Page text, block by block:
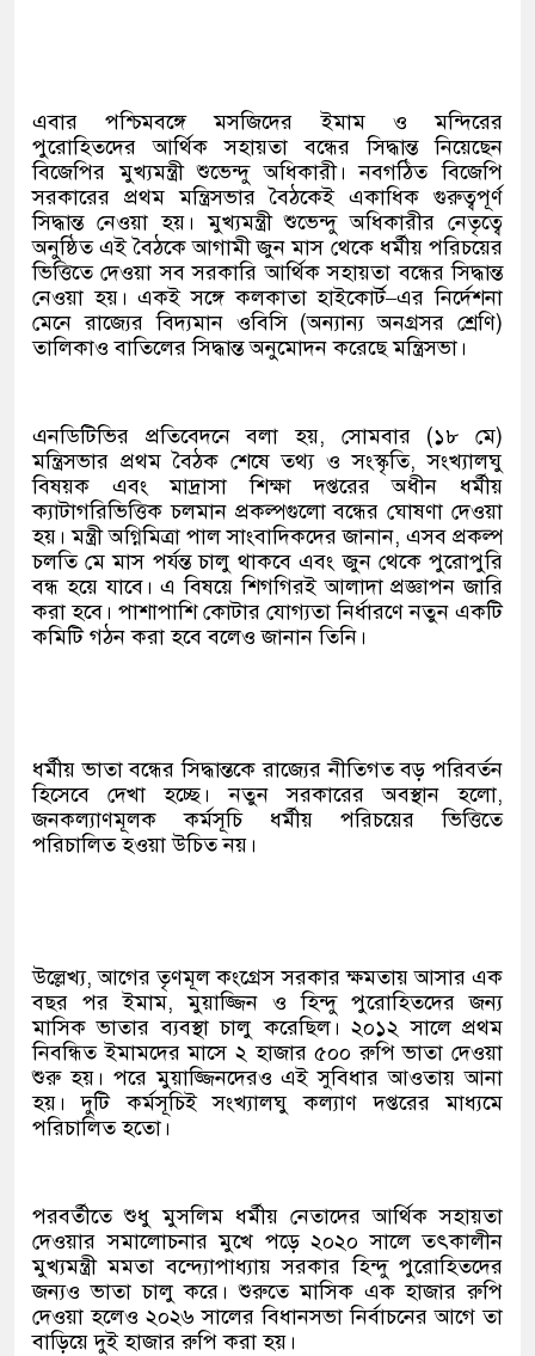
এবার পশ্চিমবঙ্গে মসজিদের ইমাম ও মন্দিরের
পুরোহিতদের আর্থিক সহায়তা বন্ধের সিদ্ধান্ত নিয়েছেন
বিজেপির মুখ্যমন্ত্রী শুভেন্দু অধিকারী। নবগঠিত বিজেপি
সরকারের প্রথম মন্ত্রিসভার বৈঠকেই একাধিক গুরুত্বপূর্ণ
সিদ্ধান্ত নেওয়া হয়। মুখ্যমন্ত্রী শুভেন্দু অধিকারীর নেতৃত্বে
অনুষ্ঠিত এই বৈঠকে আগামী জুন মাস থেকে ধর্মীয় পরিচয়ের
ভিত্তিতে দেওয়া সব সরকারি আর্থিক সহায়তা বন্ধের সিদ্ধান্ত
নেওয়া হয়। একই সঙ্গে কলকাতা হাইকোর্ট–এর নির্দেশনা
মেনে রাজ্যের বিদ্যমান ওবিসি (অন্যান্য অনগ্রসর শ্রেণি)
তালিকাও বাতিলের সিদ্ধান্ত অনুমোদন করেছে মন্ত্রিসভা।
এনডিটিভির প্রতিবেদনে বলা হয়, সোমবার (১৮ মে)
মন্ত্রিসভার প্রথম বৈঠক শেষে তথ্য ও সংস্কৃতি, সংখ্যালঘু
বিষয়ক এবং মাদ্রাসা শিক্ষা দপ্তরের অধীন ধর্মীয়
ক্যাটাগরিভিত্তিক চলমান প্রকল্পগুলো বন্ধের ঘোষণা দেওয়া
হয়। মন্ত্রী অগ্নিমিত্রা পাল সাংবাদিকদের জানান, এসব প্রকল্প
চলতি মে মাস পর্যন্ত চালু থাকবে এবং জুন থেকে পুরোপুরি
বন্ধ হয়ে যাবে। এ বিষয়ে শিগগিরই আলাদা প্রজ্ঞাপন জারি
করা হবে। পাশাপাশি কোটার যোগ্যতা নির্ধারণে নতুন একটি
কমিটি গঠন করা হবে বলেও জানান তিনি।
ধর্মীয় ভাতা বন্ধের সিদ্ধান্তকে রাজ্যের নীতিগত বড় পরিবর্তন
হিসেবে দেখা হচ্ছে। নতুন সরকারের অবস্থান হলো,
জনকল্যাণমূলক কর্মসূচি ধর্মীয় পরিচয়ের ভিত্তিতে
পরিচালিত হওয়া উচিত নয়।
উল্লেখ্য, আগের তৃণমূল কংগ্রেস সরকার ক্ষমতায় আসার এক
বছর পর ইমাম, মুয়াজ্জিন ও হিন্দু পুরোহিতদের জন্য
মাসিক ভাতার ব্যবস্থা চালু করেছিল। ২০১২ সালে প্রথম
নিবন্ধিত ইমামদের মাসে ২ হাজার ৫০০ রুপি ভাতা দেওয়া
শুরু হয়। পরে মুয়াজ্জিনদেরও এই সুবিধার আওতায় আনা
হয়। দুটি কর্মসূচিই সংখ্যালঘু কল্যাণ দপ্তরের মাধ্যমে
পরিচালিত হতো।
পরবর্তীতে শুধু মুসলিম ধর্মীয় নেতাদের আর্থিক সহায়তা
দেওয়ার সমালোচনার মুখে পড়ে ২০২০ সালে তৎকালীন
মুখ্যমন্ত্রী মমতা বন্দ্যোপাধ্যায় সরকার হিন্দু পুরোহিতদের
জন্যও ভাতা চালু করে। শুরুতে মাসিক এক হাজার রুপি
দেওয়া হলেও ২০২৬ সালের বিধানসভা নির্বাচনের আগে তা
বাড়িয়ে দুই হাজার রুপি করা হয়।